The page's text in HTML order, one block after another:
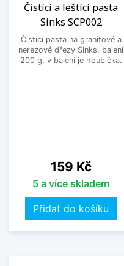
Čistící a leštící pasta
Sinks SCP002
Čistící pasta na granitové a
nerezové dřezy Sinks, balení
200 g, v balení je houbička.
Cena
159 Kč
5 a více skladem
Přidat do košíku